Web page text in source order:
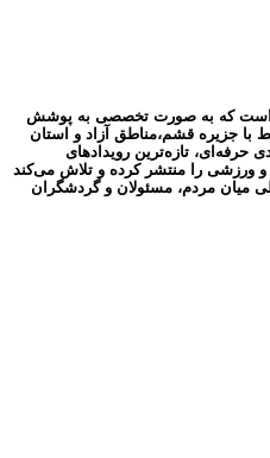
است که به صورت تخصصی به پوشش
با جزیره قشم،مناطق آزاد و استان
حرفه‌ای، تازه‌ترین رویدادهای
ورزشی را منتشر کرده و تلاش می‌کند
میان مردم، مسئولان و گردشگران